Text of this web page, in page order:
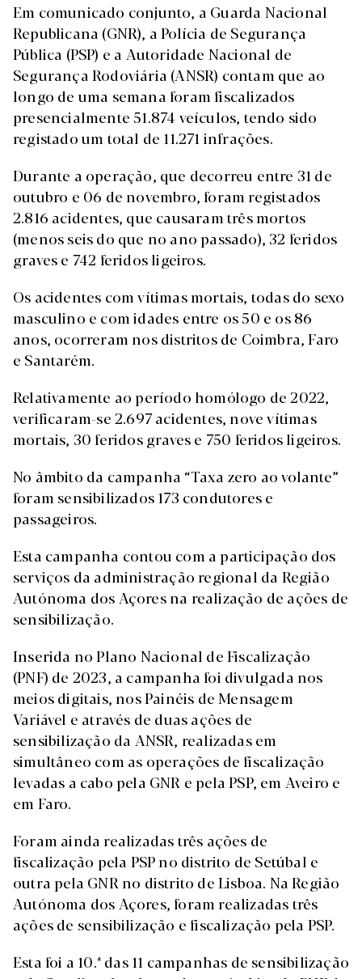
Em comunicado conjunto, a Guarda Nacional
Republicana (GNR), a Polícia de Segurança
Pública (PSP) e a Autoridade Nacional de
Segurança Rodoviária (ANSR) contam que ao
longo de uma semana foram fiscalizados
presencialmente 51.874 veículos, tendo sido
registado um total de 11.271 infrações.
Durante a operação, que decorreu entre 31 de
outubro e 06 de novembro, foram registados
2.816 acidentes, que causaram três mortos
(menos seis do que no ano passado), 32 feridos
graves e 742 feridos ligeiros.
Os acidentes com vítimas mortais, todas do sexo
masculino e com idades entre os 50 e os 86
anos, ocorreram nos distritos de Coimbra, Faro
e Santarém.
Relativamente ao período homólogo de 2022,
verificaram-se 2.697 acidentes, nove vítimas
mortais, 30 feridos graves e 750 feridos ligeiros.
No âmbito da campanha “Taxa zero ao volante”
foram sensibilizados 173 condutores e
passageiros.
Esta campanha contou com a participação dos
serviços da administração regional da Região
Autónoma dos Açores na realização de ações de
sensibilização.
Inserida no Plano Nacional de Fiscalização
(PNF) de 2023, a campanha foi divulgada nos
meios digitais, nos Painéis de Mensagem
Variável e através de duas ações de
sensibilização da ANSR, realizadas em
simultâneo com as operações de fiscalização
levadas a cabo pela GNR e pela PSP, em Aveiro e
em Faro.
Foram ainda realizadas três ações de
fiscalização pela PSP no distrito de Setúbal e
outra pela GNR no distrito de Lisboa. Na Região
Autónoma dos Açores, foram realizadas três
ações de sensibilização e fiscalização pela PSP.
Esta foi a 10.ª das 11 campanhas de sensibilização